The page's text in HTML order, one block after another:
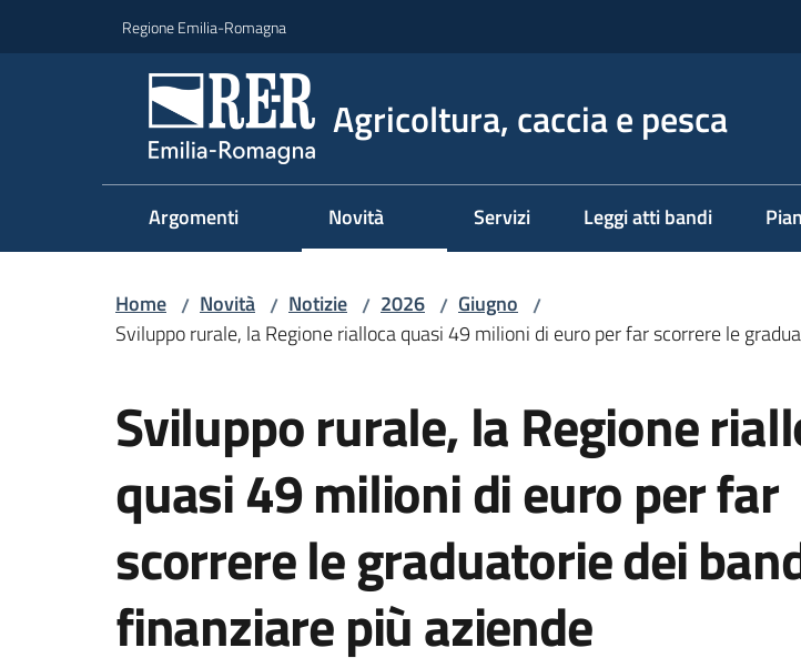
Regione Emilia-Romagna
Agricoltura, caccia e pesca
Argomenti Novità Servizi Leggi atti bandi
Home / Novità / Notizie / 2026 / Giugno /
Sviluppo rurale, la Regione rialloca quasi 49 milioni di euro per far scorrere le
Sviluppo rurale, la Regione
quasi 49 milioni di euro per far
scorrere le graduatorie dei
finanziare più aziende